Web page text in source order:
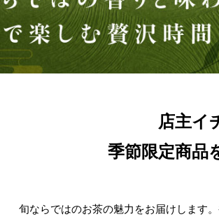
店主イ
季節限定商品
旬ならではのお茶の魅力をお届けします。